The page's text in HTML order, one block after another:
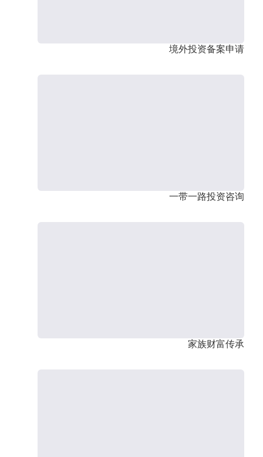
境外投资备案申请
一带一路投资咨询
家族财富传承